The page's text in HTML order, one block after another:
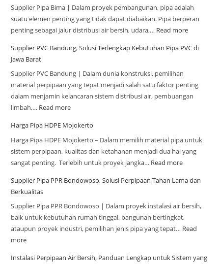
Supplier Pipa Bima | Dalam proyek pembangunan, pipa adalah
suatu elemen penting yang tidak dapat diabaikan. Pipa berperan
penting sebagai jalur distribusi air bersih, udara,… Read more
Supplier PVC Bandung, Solusi Terlengkap Kebutuhan Pipa PVC di
Jawa Barat
Supplier PVC Bandung | Dalam dunia konstruksi, pemilihan
material perpipaan yang tepat menjadi salah satu faktor penting
dalam menjamin kelancaran sistem distribusi air, pembuangan
limbah,… Read more
Harga Pipa HDPE Mojokerto
Harga Pipa HDPE Mojokerto – Dalam memilih material pipa untuk
sistem perpipaan, kualitas dan ketahanan menjadi dua hal yang
sangat penting. Terlebih untuk proyek jangka… Read more
Supplier Pipa PPR Bondowoso, Solusi Perpipaan Tahan Lama dan
Berkualitas
Supplier Pipa PPR Bondowoso | Dalam proyek instalasi air bersih,
baik untuk kebutuhan rumah tinggal, bangunan bertingkat,
ataupun proyek industri, pemilihan jenis pipa yang tepat… Read
more
Instalasi Perpipaan Air Bersih, Panduan Lengkap untuk Sistem yang